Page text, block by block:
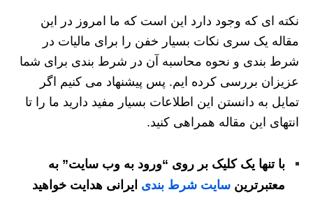
نکته ای که وجود دارد این است که ما امروز در این
مقاله یک سری نکات بسیار خفن را برای مالیات در
شرط بندی و نحوه محاسبه آن در شرط بندی برای شما
عزیزان بررسی کرده ایم. پس پیشنهاد می کنیم اگر
تمایل به دانستن این اطلاعات بسیار مفید دارید ما را تا
انتهای این مقاله همراهی کنید.
با تنها یک کلیک بر روی “ورود به وب سایت” به
معتبرترین سایت شرط بندی ایرانی هدایت خواهید